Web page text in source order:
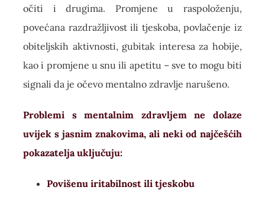
očiti i drugima. Promjene u raspoloženju,
povećana razdražljivost ili tjeskoba, povlačenje iz
obiteljskih aktivnosti, gubitak interesa za hobije,
kao i promjene u snu ili apetitu – sve to mogu biti
signali da je očevo mentalno zdravlje narušeno.
Problemi s mentalnim zdravljem ne dolaze
uvijek s jasnim znakovima, ali neki od najčešćih
pokazatelja uključuju:
Povišenu iritabilnost ili tjeskobu